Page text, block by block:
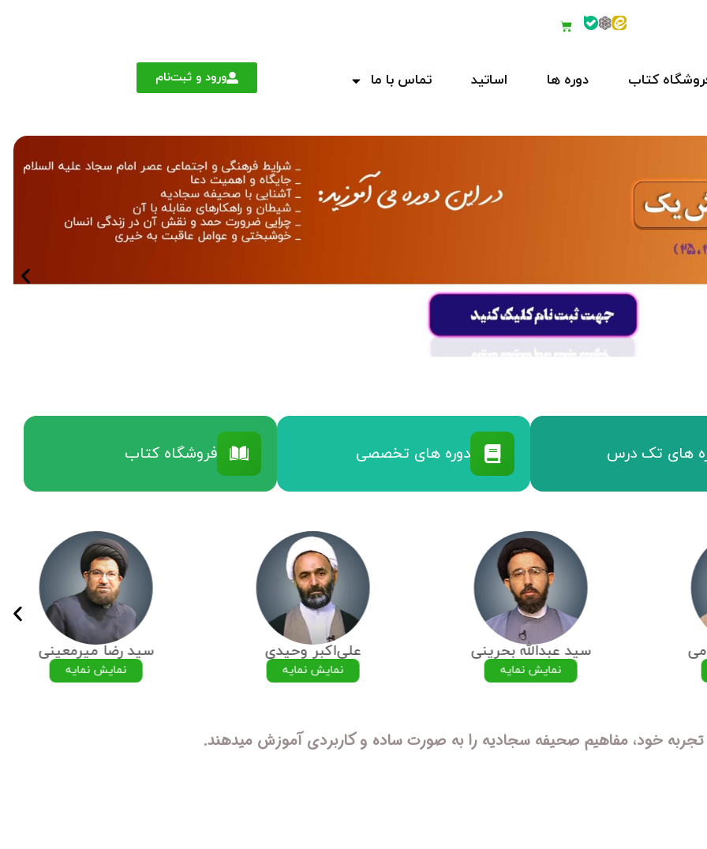
کتاب دوره ها اساتید تماس با ما ورود و ثبت‌نام
های تک درس دوره های تخصصی فروشگاه کتاب
سید عبدالله بحرینی
نمایش نمایه
علی‌اکبر وحیدی
نمایش نمایه
سید رضا میرمعینی
نمایش نمایه
تجربه خود، مفاهیم صحیفه سجادیه را به صورت ساده و کاربردی آموزش میدهند.
ورود ثبت نام
رمز عبور خود را فراموش کرده اید؟